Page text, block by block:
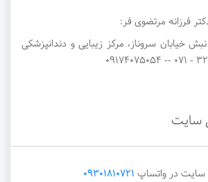
فرزانه مرتضوی فر:
نبش خیابان سروناز، مرکز زیبایی و دندانپزشکی
سایت
سایت در واتساپ 09301810721